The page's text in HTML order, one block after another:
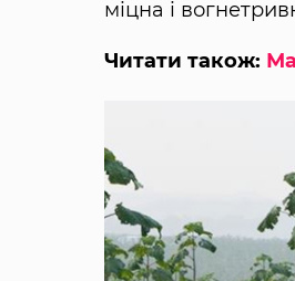
міцна і
Читати також: